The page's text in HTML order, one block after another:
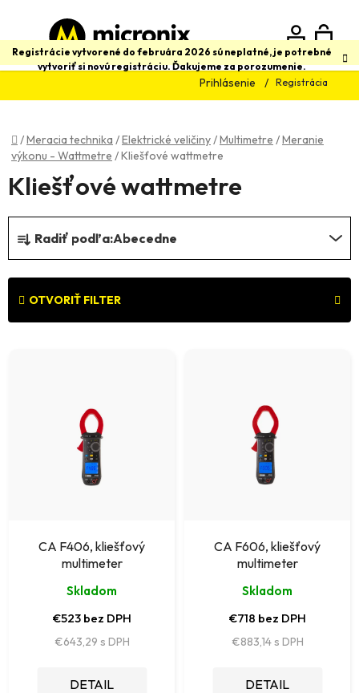
obsah
Registrácie vytvorené do februára 2026 sú neplatné, je potrebné
vytvoriť si novú registráciu. Ďakujeme za porozumenie.
Prihlásenie Registrácia
Hľadať
Domov
/Meracia technika /Elektrické veličiny/Multimetre /Meranie
výkonu - Wattmetre /Kliešťové wattmetre
Kliešťové wattmetre
R
a
d
e
Radiť podľa:Abecedne
OTVORIŤ FILTER
CA F406, kliešťový
multimeter
Skladom
€523 bez DPH
€643,29
DETAIL
CA F606, kliešťový
multimeter
Skladom
€718 bez DPH
€883,14
DETAIL